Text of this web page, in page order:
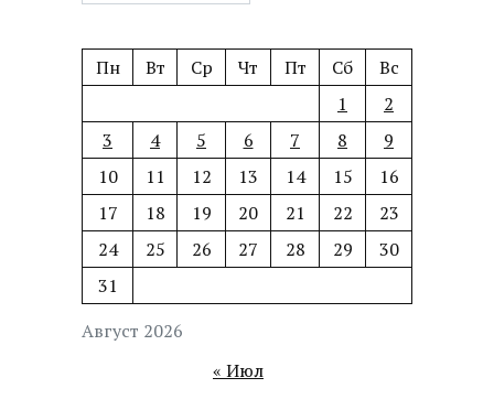
Август 2026
Пн Вт Ср Чт Пт Сб
Вс
1
2
3
4 5 6 7 8
9
10
11 12 13 14 15
16
17
18 19 20 21 22
23
24
25 26 27 28 29
30
31
« Июл